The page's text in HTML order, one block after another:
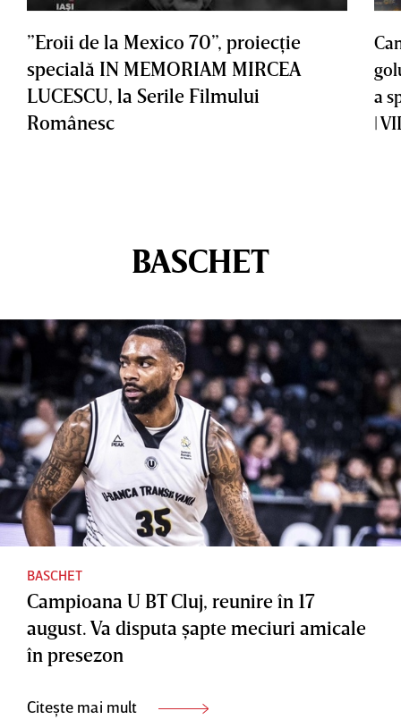
”Eroii de la Mexico 70”, proiecţie
specială IN MEMORIAM MIRCEA
LUCESCU, la Serile Filmului
Românesc
a
|
BASCHET
BASCHET
Campioana U BT Cluj, reunire în 17
august. Va disputa şapte meciuri amicale
în presezon
Citește mai mult